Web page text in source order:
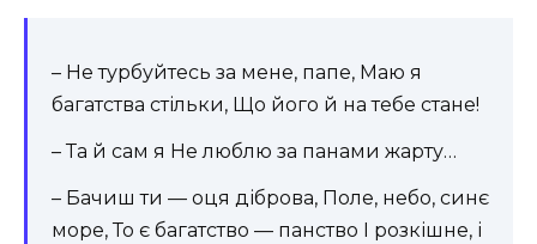
– Не турбуйтесь за мене, папе, Маю я
багатства стільки, Що його й на тебе стане!
– Та й сам я Не люблю за панами жарту…
– Бачиш ти — оця діброва, Поле, небо, синє
море, То є багатство — панство І розкішне, і